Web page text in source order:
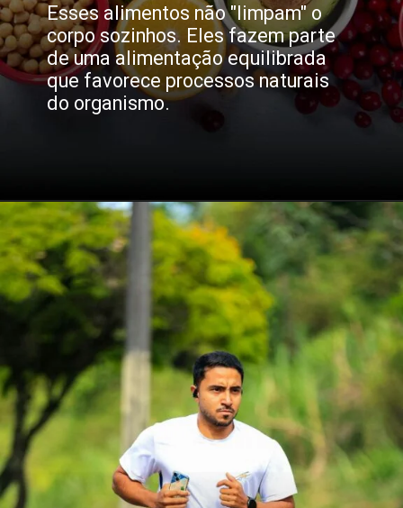
Esses alimentos não "limpam" o
corpo sozinhos. Eles fazem parte
de uma alimentação equilibrada
que favorece processos naturais
do organismo.